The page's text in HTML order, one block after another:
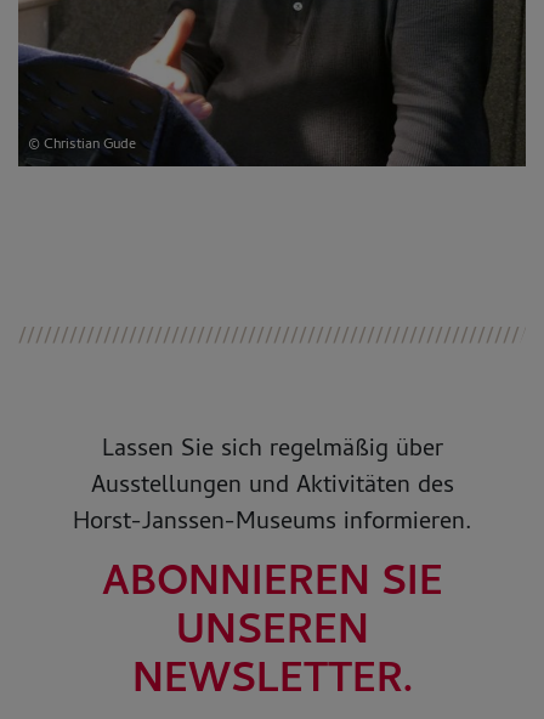
© Christian Gude
Lassen Sie sich regelmäßig über
Ausstellungen und Aktivitäten des
Horst-Janssen-Museums informieren.
ABONNIEREN SIE
UNSEREN
NEWSLETTER.